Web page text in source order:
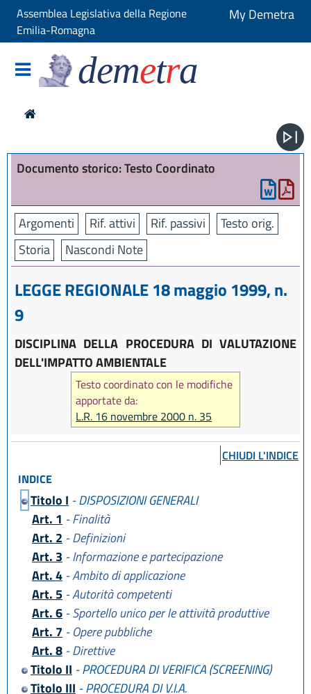
Assemblea Legislativa della Regione
Emilia-Romagna
My Demetra
demetra
Documento storico: Testo Coordinato
Argomenti Rif. attivi Rif. passivi
Testo orig.
Storia
Nascondi Note
LEGGE REGIONALE 18 maggio 1999, n.
9
DISCIPLINA DELLA PROCEDURA DI VALUTAZIONE
DELL'IMPATTO AMBIENTALE
Testo coordinato con le modifiche
apportate da:
L.R. 16 novembre 2000 n. 35
CHIUDI L'INDICE
INDICE
Titolo I - DISPOSIZIONI GENERALI
Art. 1 - Finalità
Art. 2 - Definizioni
Art. 3 - Informazione e partecipazione
Art. 4 - Ambito di applicazione
Art. 5 - Autorità competenti
Art. 6 - Sportello unico per le attività produttive
Art. 7 - Opere pubbliche
Art. 8 - Direttive
Titolo II - PROCEDURA DI VERIFICA (SCREENING)
Titolo III - PROCEDURA DI V.I.A.